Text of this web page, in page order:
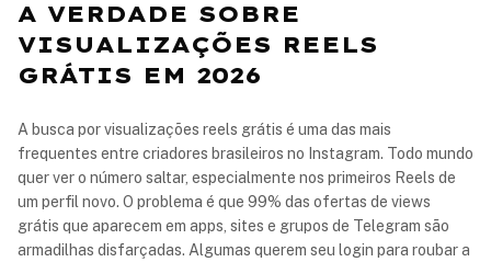
A VERDADE SOBRE
VISUALIZAÇÕES REELS
GRÁTIS EM 2026
A busca por visualizações reels grátis é uma das mais
frequentes entre criadores brasileiros no Instagram. Todo mundo
quer ver o número saltar, especialmente nos primeiros Reels de
um perfil novo. O problema é que 99% das ofertas de views
grátis que aparecem em apps, sites e grupos de Telegram são
armadilhas disfarçadas. Algumas querem seu login para roubar a